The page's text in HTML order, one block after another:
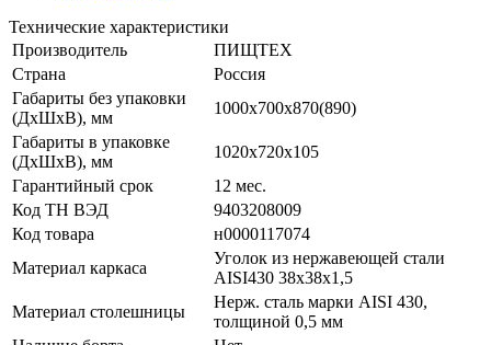
Технические характеристики
Производитель
ПИЩТЕХ
Страна
Россия
Габариты без упаковки
(ДхШхВ), мм
1000х700х870(890)
Габариты в упаковке
(ДхШхВ), мм
1020х720х105
Гарантийный срок
12 мес.
Код ТН ВЭД
9403208009
Код товара
н0000117074
Материал каркаса
Уголок из нержавеющей стали
AISI430 38х38х1,5
Материал столешницы
Нерж. сталь марки AISI 430,
толщиной 0,5 мм